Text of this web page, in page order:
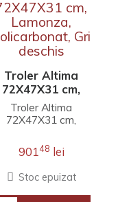
Troler Altima
72X47X31 cm,
Lamonza,
policarbonat, Gri
Troler Altima
72X47X31 cm,
policarbonat, Gri
deschis..
90148 lei
Stoc epuizat